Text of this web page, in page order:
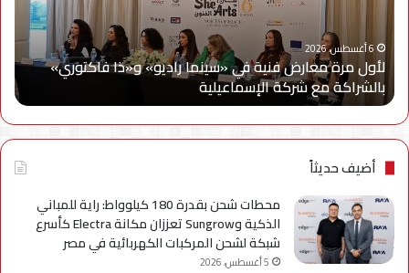
«سينما
راديو»
و«ذا
فاكتوري»
بالشراكة
مع
شركة
الإسماعيلية
6 أغسطس، 2026
لأول مرة معارض فنية في «سينما راديو» و«ذا فاكتوري»
بالشراكة مع شركة الإسماعيلية
Cy
في
A
أضيف حديثاً
محطات شحن بقدرة 180 كيلوواط: راية للمباني
الذكية وSungrow تعززان مكانة Electra كأسرع
شبكة لشحن المركبات الكهربائية في مصر
5 أغسطس، 2026